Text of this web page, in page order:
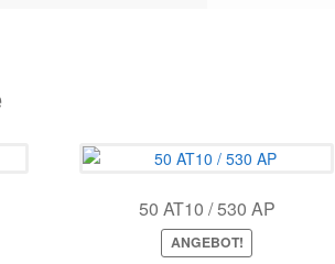
50 AT10 / 530 AP
ANGEBOT!